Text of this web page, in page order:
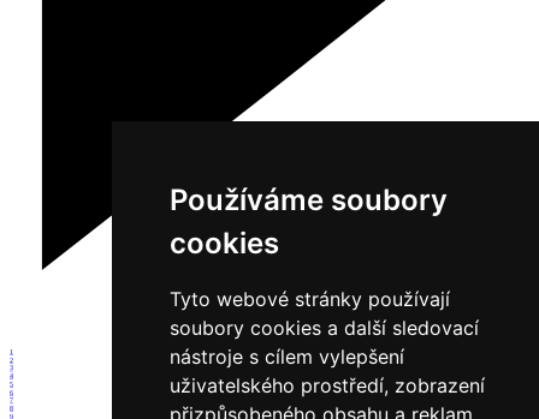
Používáme soubory
cookies
Tyto webové stránky používají
soubory cookies a další sledovací
nástroje s cílem vylepšení
uživatelského prostředí, zobrazení
přizpůsobeného obsahu a reklam,
1
2
3
4
5
6
7
8
9